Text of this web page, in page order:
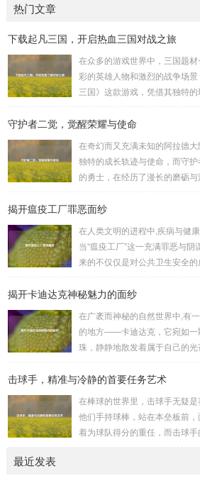
热门文章
下载起凡三国，开启热血三国对战之旅
在众多的游戏世界中，三国题
彩的英雄人物和激烈的战争场
三国》这款游戏，凭借其独特
何进行起凡三国下载,开启一段
以化身为三国时期的知名将领
的诸葛亮、忠义双全的关羽等
陷阵、排兵布阵，游戏中的每
守护者二觉，觉醒荣耀与使命
在奇幻而又充满未知的阿拉德
独特的成长轨迹与使命，而守
的勇士，在经历了漫长的磨砺
大陆的那一刻起，便肩负着守护
来自各方的邪恶势力，最初，
意志，在一次次战斗中积累着经
恐怖的地下墓穴，还是在战火
揭开瘟疫工厂罪恶面纱
在人类文明的进程中,疾病与健
当“瘟疫工厂”这一充满罪恶与
来的不仅仅是对公共卫生安全
是一些别有用心的势力为了实现
科学研究的外衣，实则干着违
历史上看,生物武器的使用曾经
战争时期，某些国家就曾利用
揭开卡迪达克神秘魅力的面纱
在广袤而神秘的自然世界中,有
的地方——卡迪达克，它宛如一
珠，静静地散发着属于自己的
复杂多样的地形地貌，高耸入云
照耀下闪耀着刺眼的银光，仿佛
冠，而山脚下，则是一片郁郁
多，高大的乔木遮天蔽日，阳
击球手，精准与冷静的首要任务艺术
在棒球的世界里，击球手无疑
他们手持球棒，站在本垒板前
着为球队得分的重任，而击球
最近发表